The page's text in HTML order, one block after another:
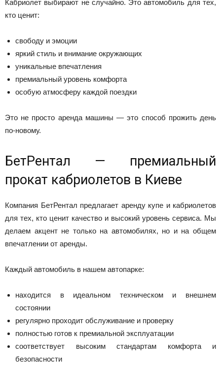
Кабриолет выбирают не случайно. Это автомобиль для тех,
кто ценит:
свободу и эмоции
яркий стиль и внимание окружающих
уникальные впечатления
премиальный уровень комфорта
особую атмосферу каждой поездки
Это не просто аренда машины — это способ прожить день
по-новому.
БетРентал — премиальный
прокат кабриолетов в Киеве
Компания БетРентал предлагает аренду купе и кабриолетов
для тех, кто ценит качество и высокий уровень сервиса. Мы
делаем акцент не только на автомобилях, но и на общем
впечатлении от аренды.
Каждый автомобиль в нашем автопарке:
находится в идеальном техническом и внешнем
состоянии
регулярно проходит обслуживание и проверку
полностью готов к премиальной эксплуатации
соответствует высоким стандартам комфорта и
безопасности